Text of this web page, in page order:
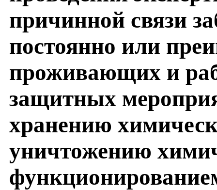
причинной связи
постоянно или
проживающих и
защитных
хранению
уничтожению